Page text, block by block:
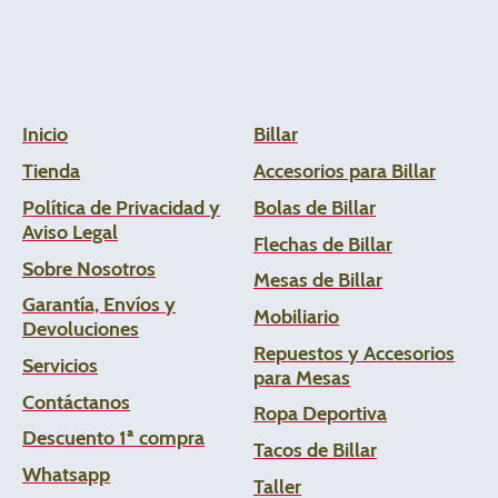
Inicio
Tienda
Política de Privacidad y
Aviso Legal
Sobre Nosotros
Garantía, Envíos y
Devoluciones
Servicios
Contáctanos
Descuento 1ª compra
Whatsapp
Billar
Accesorios para Billar
Bolas de Billar
Flechas de Billar
Mesas de Billar
Mobiliario
Repuestos y Accesorios
para Mesas
Ropa Deportiva
Tacos de Billar
Taller